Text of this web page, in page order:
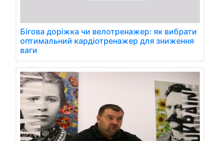
Бігова доріжка чи велотренажер: як вибрати
оптимальний кардіотренажер для зниження
ваги